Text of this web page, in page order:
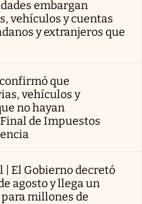
embargan
vehículos y cuentas
y extranjeros que
que
vehículos y
no hayan
de Impuestos
| El Gobierno decretó
agosto y llega un
millones de